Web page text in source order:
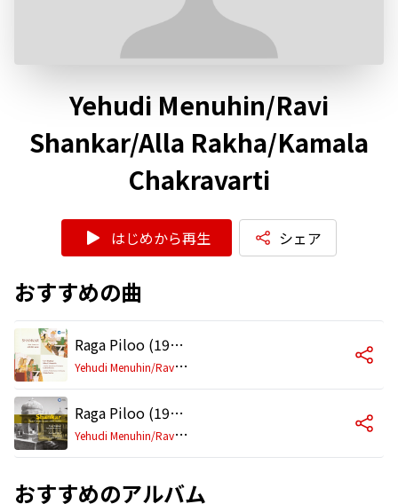
Yehudi Menuhin/Ravi
Shankar/Alla Rakha/Kamala
Chakravarti
はじめから再生 シェア
おすすめの曲
Raga Piloo (1998 Remastered Version)
Y
ehudi Menuhin/Ravi Shankar/Alla Rakha/Kamala Chakravarti
Raga Piloo (1998 Remastered Version)
Y
ehudi Menuhin/Ravi Shankar/Alla Rakha/Kamala Chakravarti
おすすめのアルバム